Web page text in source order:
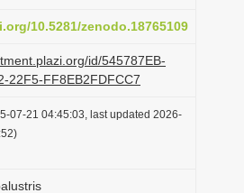
t
i
o
n
10.5281/zenodo.18765109
id/545787EB-
22F5-FF8EB2FDFCC7
07-21 04:45:03, last updated 2026-